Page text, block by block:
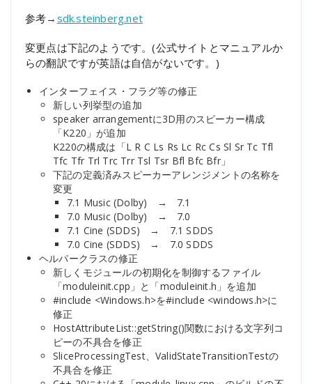
参考→ sdk.steinberg.net
変更点は下記のようです。(公式サイトとマニュアルか
らの翻訳ですが英語は自信がないです。)
インターフェイス・フラグ等の修正
新しい列挙型の追加
speaker arrangementに3D用のスピーカー構成
「K220」が追加
K220の構成は「L R C Ls Rs Lc Rc Cs Sl Sr Tc Tfl
Tfc Tfr Trl Trc Trr Tsl Tsr Bfl Bfc Bfr」
下記の定義済みスピーカーアレンジメントの名称を
変更
7.1 Music (Dolby) → 7.1
7.0 Music (Dolby) → 7.0
7.1 Cine (SDDS) → 7.1 SDDS
7.0 Cine (SDDS) → 7.0 SDDS
ヘルパークラスの修正
新しくモジュールの初期化を制御するファイル
「moduleinit.cpp」と「moduleinit.h」を追加
#include <Windows.h>を#include <windows.h>に
修正
HostAttributeList::getString()関数における文字列コ
ピーの不具合を修正
SliceProcessingTest、ValidStateTransitionTestの
不具合を修正